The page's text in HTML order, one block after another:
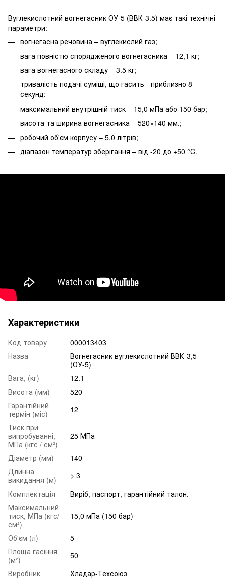
Вуглекислотний вогнегасник ОУ-5 (ВВК-3.5) має такі технічні
параметри:
вогнегасна речовина – вуглекислий газ;
вага повністю спорядженого вогнегасника – 12,1 кг;
вага вогнегасного складу – 3.5 кг;
тривалість подачі суміші, що гасить - приблизно 8
секунд;
максимальний внутрішній тиск – 15,0 мПа або 150 бар;
висота та ширина вогнегасника – 520×140 мм.;
робочий об'єм корпусу – 5,0 літрів;
діапазон температур зберігання – від -20 до +50 °C.
Характеристики
Код товару
000013403
Назва
Вогнегасник вуглекислотний ВВК-3,5
(ОУ-5)
Вага, (кг)
12.1
Висота (мм)
520
Гарантійний
термін (міс)
12
Тиск при
випробуванні,
МПа (кгс / см²)
25 МПа
Діаметр (мм)
140
Длинна
викидання (м)
> 3
Комплектація
Виріб, паспорт, гарантійний талон.
Максимальний
тиск, МПа (кгс/
см²)
15,0 мПа (150 бар)
Об'єм (л)
5
Площа гасіння
(м²)
50
Виробник
Хладар-Техсоюз